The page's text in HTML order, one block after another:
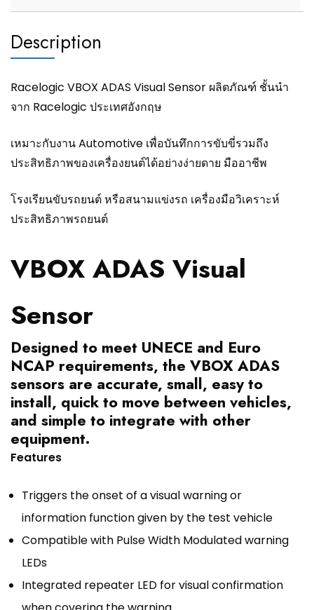
Description
Racelogic VBOX ADAS Visual Sensor ผลิตภัณฑ์ ชั้นนำ
จาก Racelogic ประเทศอังกฤษ
เหมาะกับงาน Automotive เพื่อบันทึกการขับขี่รวมถึง
ประสิทธิภาพของเครื่องยนต์ได้อย่างง่ายดาย มืออาชีพ
โรงเรียนขับรถยนต์ หรือสนามแข่งรถ เครื่องมือวิเคราะห์
ประสิทธิภาพรถยนต์
VBOX ADAS Visual
Sensor
Designed to meet UNECE and Euro
NCAP requirements, the VBOX ADAS
sensors are accurate, small, easy to
install, quick to move between vehicles,
and simple to integrate with other
equipment.
Features
Triggers the onset of a visual warning or
information function given by the test vehicle
Compatible with Pulse Width Modulated warning
LEDs
Integrated repeater LED for visual confirmation